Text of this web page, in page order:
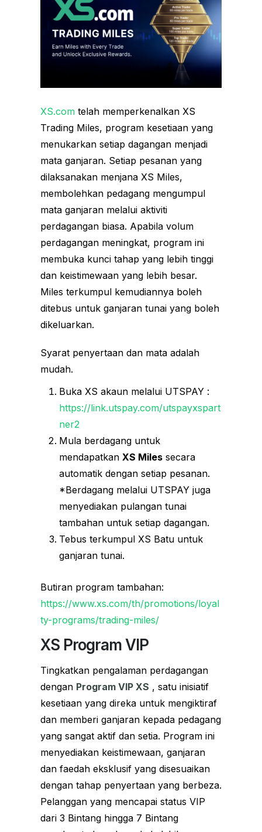
XS.com telah memperkenalkan XS
Trading Miles, program kesetiaan yang
menukarkan setiap dagangan menjadi
mata ganjaran. Setiap pesanan yang
dilaksanakan menjana XS Miles,
membolehkan pedagang mengumpul
mata ganjaran melalui aktiviti
perdagangan biasa. Apabila volum
perdagangan meningkat, program ini
membuka kunci tahap yang lebih tinggi
dan keistimewaan yang lebih besar.
Miles terkumpul kemudiannya boleh
ditebus untuk ganjaran tunai yang boleh
dikeluarkan.
Syarat penyertaan dan mata adalah
mudah.
Buka XS akaun melalui UTSPAY :
https://link.utspay.com/utspayxspart
ner2
Mula berdagang untuk
mendapatkan XS Miles secara
automatik dengan setiap pesanan.
*Berdagang melalui UTSPAY juga
menyediakan pulangan tunai
tambahan untuk setiap dagangan.
Tebus terkumpul XS Batu untuk
ganjaran tunai.
Butiran program tambahan:
https://www.xs.com/th/promotions/loyal
ty-programs/trading-miles/
XS Program VIP
Tingkatkan pengalaman perdagangan
dengan Program VIP XS , satu inisiatif
kesetiaan yang direka untuk mengiktiraf
dan memberi ganjaran kepada pedagang
yang sangat aktif dan setia. Program ini
menyediakan keistimewaan, ganjaran
dan faedah eksklusif yang disesuaikan
dengan tahap penyertaan yang berbeza.
Pelanggan yang mencapai status VIP
dari 3 Bintang hingga 7 Bintang